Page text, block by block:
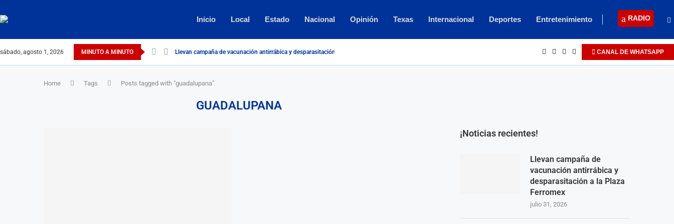
Inicio Local Estado Nacional Opinión Texas Internacional Deportes Entretenimiento RADIO
sábado, agosto 1, 2026 MINUTO A MINUTO Llevan campaña de vacunación antirrábica y desparasitación a la Plaza Ferromex CANAL DE WHATSAPP
Home Tags Posts tagged with "guadalupana"
GUADALUPANA
¡Noticias recientes!
Llevan campaña de
vacunación antirrábica y
desparasitación a la Plaza
Ferromex
julio 31, 2026